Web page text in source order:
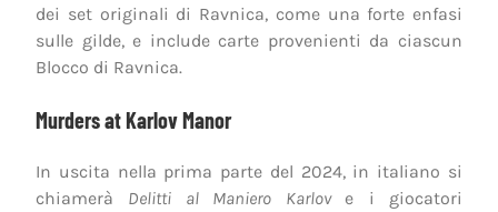
dei set originali di Ravnica, come una forte enfasi
sulle gilde, e include carte provenienti da ciascun
Blocco di Ravnica.
Murders at Karlov Manor
In uscita nella prima parte del 2024, in italiano si
chiamerà Delitti al Maniero Karlov e i giocatori